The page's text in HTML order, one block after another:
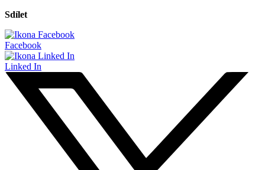
Sdílet
Facebook
Linked In